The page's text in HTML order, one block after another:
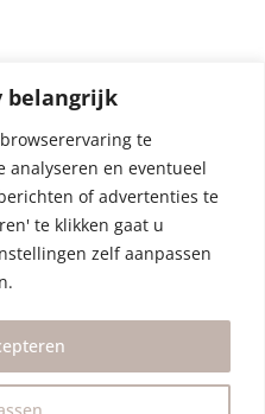
belangrijk
te
analyseren en eventueel
of advertenties te
te klikken gaat u
zelf aanpassen